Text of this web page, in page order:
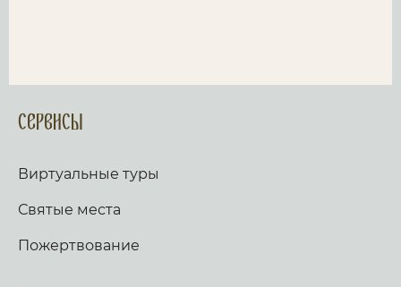
Сервисы
Виртуальные туры
Святые места
Пожертвование